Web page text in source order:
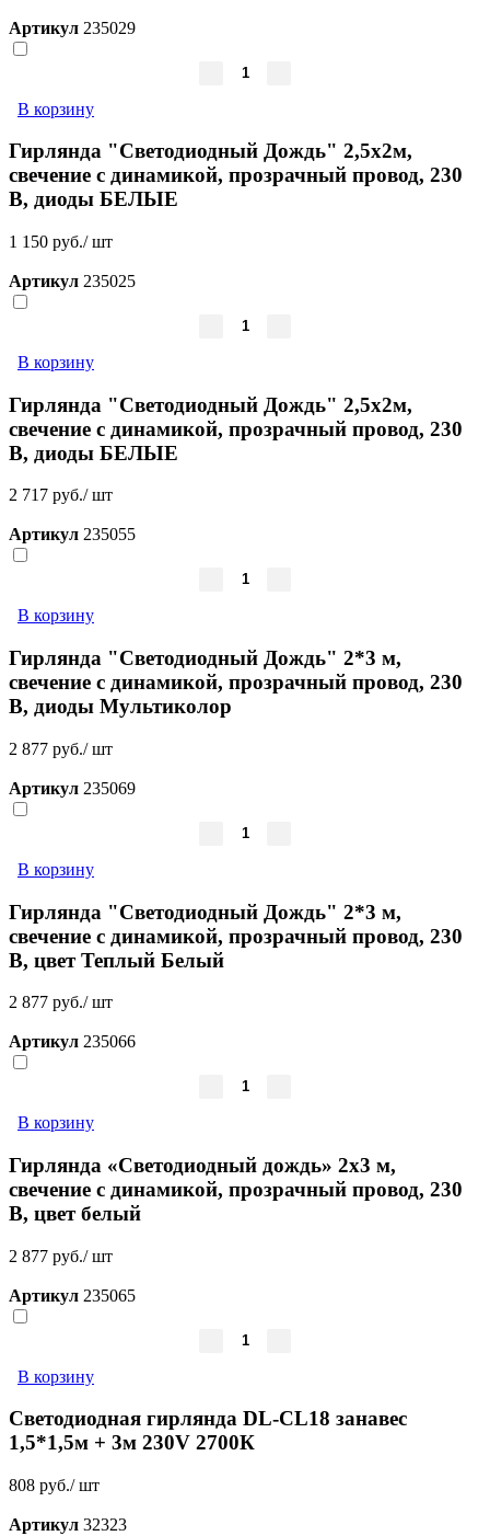
Артикул 235029
В корзину
Гирлянда "Светодиодный Дождь" 2,5x2м,
свечение с динамикой, прозрачный провод, 230
В, диоды БЕЛЫЕ
1 150 руб./ шт
Артикул 235025
В корзину
Гирлянда "Светодиодный Дождь" 2,5x2м,
свечение с динамикой, прозрачный провод, 230
В, диоды БЕЛЫЕ
2 717 руб./ шт
Артикул 235055
В корзину
Гирлянда "Светодиодный Дождь" 2*3 м,
свечение с динамикой, прозрачный провод, 230
В, диоды Мультиколор
2 877 руб./ шт
Артикул 235069
В корзину
Гирлянда "Светодиодный Дождь" 2*3 м,
свечение с динамикой, прозрачный провод, 230
В, цвет Теплый Белый
2 877 руб./ шт
Артикул 235066
В корзину
Гирлянда «Светодиодный дождь» 2х3 м,
свечение с динамикой, прозрачный провод, 230
В, цвет белый
2 877 руб./ шт
Артикул 235065
В корзину
Светодиодная гирлянда DL-CL18 занавес
1,5*1,5м + 3м 230V 2700К
808 руб./ шт
Артикул 32323